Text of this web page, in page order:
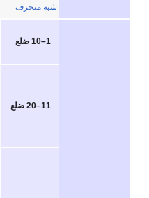
شبه منحرف
1–10 ضلع
11–20 ضلع